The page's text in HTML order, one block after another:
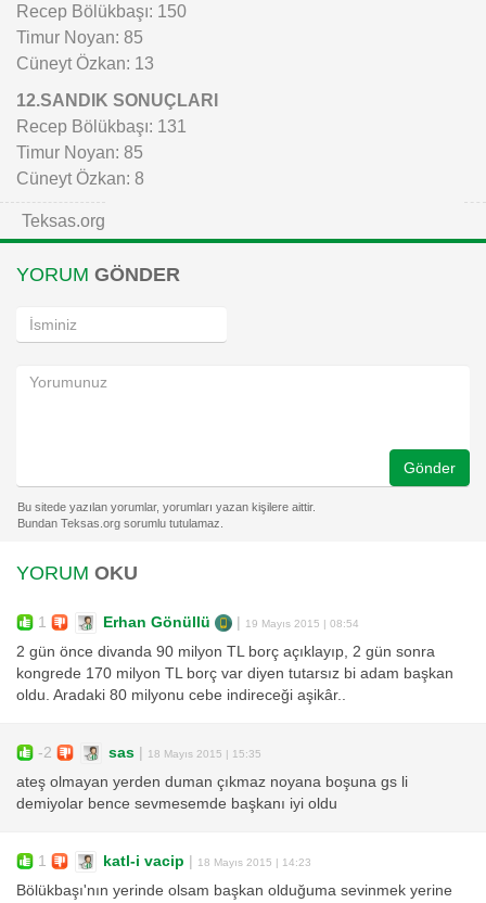
Recep Bölükbaşı: 150
Timur Noyan: 85
Cüneyt Özkan: 13
12.SANDIK SONUÇLARI
Recep Bölükbaşı: 131
Timur Noyan: 85
Cüneyt Özkan: 8
Teksas.org
YORUM GÖNDER
Gönder
YORUM OKU
1 Erhan Gönüllü 19 Mayıs 2015 | 08:54
2 gün önce divanda 90 milyon TL borç açıklayıp, 2 gün sonra
kongrede 170 milyon TL borç var diyen tutarsız bi adam başkan
oldu. Aradaki 80 milyonu cebe indireceği aşikâr..
-2 sas 18 Mayıs 2015 | 15:35
ateş olmayan yerden duman çıkmaz noyana boşuna gs li
demiyolar bence sevmesemde başkanı iyi oldu
1 katl-i vacip 18 Mayıs 2015 | 14:23
Bölükbaşı'nın yerinde olsam başkan olduğuma sevinmek yerine